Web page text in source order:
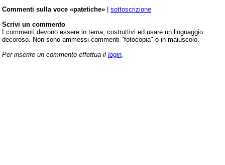
Commenti sulla voce «patetiche» | sottoscrizione
Scrivi un commento
I commenti devono essere in tema, costruttivi ed usare un linguaggio
decoroso. Non sono ammessi commenti "fotocopia" o in maiuscolo.
Per inserire un commento effettua il login